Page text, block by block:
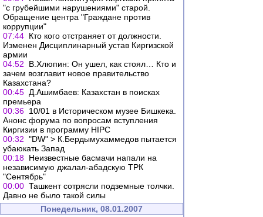
"с грубейшими нарушениями" старой.
Обращение центра "Граждане против
коррупции"
07:44 Кто кого отстраняет от должности.
Изменен Дисциплинарный устав Киргизской
армии
04:52
В.Хлюпин: Он ушел, как стоял… Кто и
зачем возглавит новое правительство
Казахстана?
00:45 Д.Ашимбаев: Казахстан в поисках
премьера
00:36 10/01 в Историческом музее Бишкека.
Анонс форума по вопросам вступления
Киргизии в программу HIPC
00:32 "DW" > К.Бердымухаммедов пытается
убаюкать Запад
00:18 Неизвестные басмачи напали на
независимую джалал-абадскую ТРК
"Сентябрь"
00:00 Ташкент сотрясли подземные толчки.
Давно не было такой силы
Понедельник, 08.01.2007